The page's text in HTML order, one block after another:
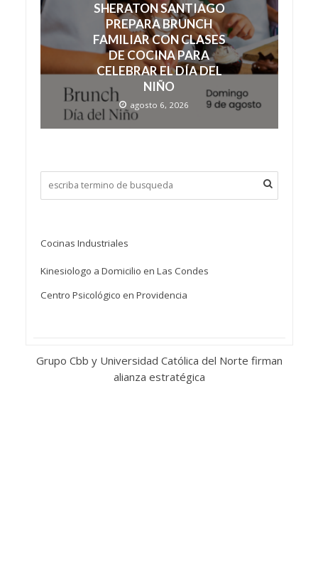
SHERATON SANTIAGO
PREPARA BRUNCH
FAMILIAR CON CLASES
DE COCINA PARA
CELEBRAR EL DÍA DEL
NIÑO
agosto 6, 2026
Cocinas Industriales
Kinesiologo a Domicilio en Las Condes
Centro Psicológico en Providencia
Grupo Cbb y Universidad Católica del Norte firman
alianza estratégica